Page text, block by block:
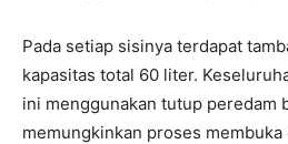
Pada setiap sisinya terdapat
kapasitas total 60 liter.
ini menggunakan tutup peredam
memungkinkan proses